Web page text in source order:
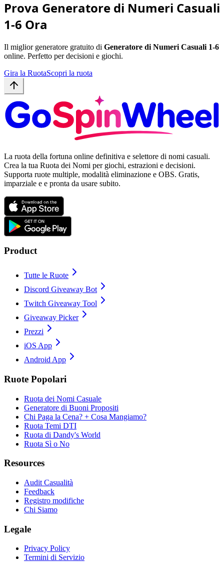
Prova Generatore di Numeri Casuali
1-6 Ora
Il miglior generatore gratuito di Generatore di Numeri Casuali 1-6
online. Perfetto per decisioni e giochi.
Gira la RuotaScopri la ruota
La ruota della fortuna online definitiva e selettore di nomi casuali.
Crea la tua Ruota dei Nomi per giochi, estrazioni e decisioni.
Supporta ruote multiple, modalità eliminazione e OBS. Gratis,
imparziale e e pronta da usare subito.
Product
Tutte le Ruote
Discord Giveaway Bot
Twitch Giveaway Tool
Giveaway Picker
Prezzi
iOS App
Android App
Ruote Popolari
Ruota dei Nomi Casuale
Generatore di Buoni Propositi
Chi Paga la Cena? + Cosa Mangiamo?
Ruota Temi DTI
Ruota di Dandy's World
Ruota Sì o No
Resources
Audit Casualità
Feedback
Registro modifiche
Chi Siamo
Legale
Privacy Policy
Termini di Servizio